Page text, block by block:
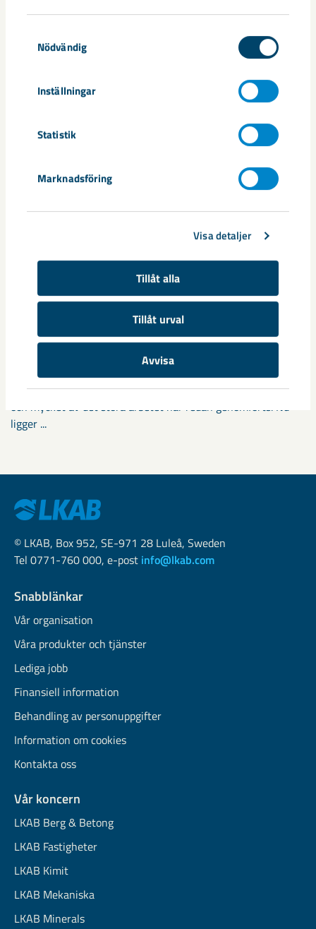
Nödvändig
Inställningar
Statistik
Marknadsföring
Visa detaljer
Tillåt alla
Tillåt urval
Avvisa
Nytt sovringsverk växer fram
Nu syns det hur LKAB:s nya sovringsverk successivt tar form.
1950-talet och ...
Fokus på östra Malmberget i
samhällsomvandlingen
Samhällsomvandlingen i Gällivare har pågått i snart tio år
och mycket av det stora arbetet har redan genomförts. Nu
ligger ...
© LKAB, Box 952, SE-971 28 Luleå, Sweden
Tel 0771-760 000, e-post info@lkab.com
Snabblänkar
Vår organisation
Våra produkter och tjänster
Lediga jobb
Finansiell information
Behandling av personuppgifter
Information om cookies
Kontakta oss
Vår koncern
LKAB Berg & Betong
LKAB Fastigheter
LKAB Kimit
LKAB Mekaniska
LKAB Minerals